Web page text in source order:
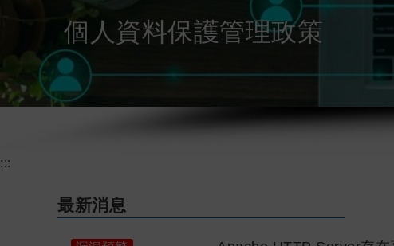
個人資料保護管理政策
:::
最新消息